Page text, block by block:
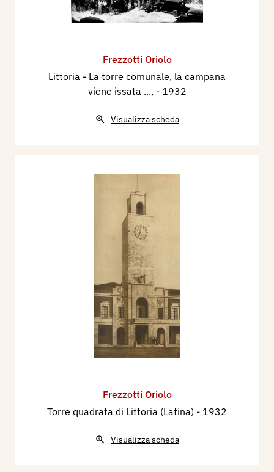
Frezzotti Oriolo
Littoria - La torre comunale, la campana
viene issata ..., - 1932
Visualizza scheda
Frezzotti Oriolo
Torre quadrata di Littoria (Latina) - 1932
Visualizza scheda